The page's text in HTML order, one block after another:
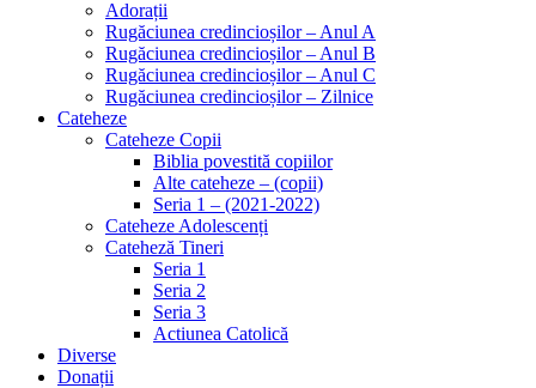
Adorații
Rugăciunea credincioșilor – Anul A
Rugăciunea credincioșilor – Anul B
Rugăciunea credincioșilor – Anul C
Rugăciunea credincioșilor – Zilnice
Cateheze
Cateheze Copii
Biblia povestită copiilor
Alte cateheze – (copii)
Seria 1 – (2021-2022)
Cateheze Adolescenți
Cateheză Tineri
Seria 1
Seria 2
Seria 3
Actiunea Catolică
Diverse
Donații